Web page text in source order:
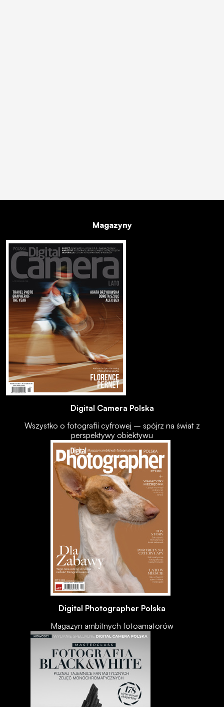
Magazyny
Digital Camera Polska
Wszystko o fotografii cyfrowej – spójrz na świat z
perspektywy obiektywu
Digital Photographer Polska
Magazyn ambitnych fotoamatorów